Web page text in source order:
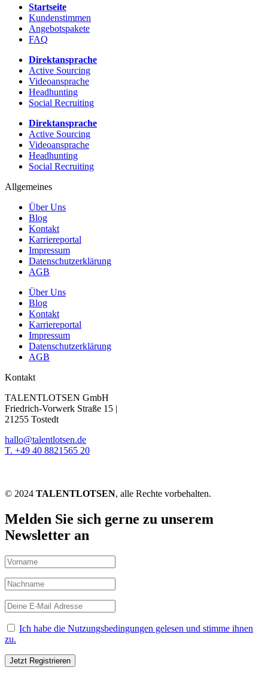
Startseite
Kundenstimmen
Angebotspakete
FAQ
Direktansprache
Active Sourcing
Videoansprache
Headhunting
Social Recruiting
Direktansprache
Active Sourcing
Videoansprache
Headhunting
Social Recruiting
Allgemeines
Über Uns
Blog
Kontakt
Karriereportal
Impressum
Datenschutzerklärung
AGB
Über Uns
Blog
Kontakt
Karriereportal
Impressum
Datenschutzerklärung
AGB
Kontakt
TALENTLOTSEN GmbH
Friedrich-Vorwerk Straße 15 |
21255 Tostedt
hallo@talentlotsen.de
T. +49 40 8821565 20
© 2024 TALENTLOTSEN, alle Rechte vorbehalten.
Melden Sie sich gerne zu unserem
Newsletter an
Ich habe die Nutzungsbedingungen gelesen und stimme ihnen
zu.